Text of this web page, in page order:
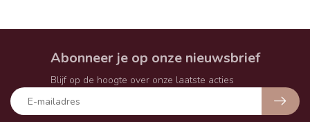
Abonneer je op onze nieuwsbrief
Blijf op de hoogte over onze laatste acties